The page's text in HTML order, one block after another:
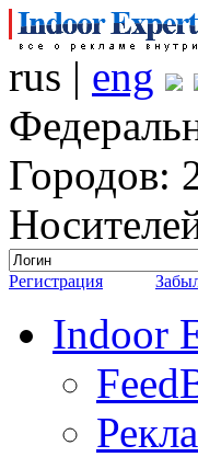
rus | eng
Городов:
Регистрация
Indoor